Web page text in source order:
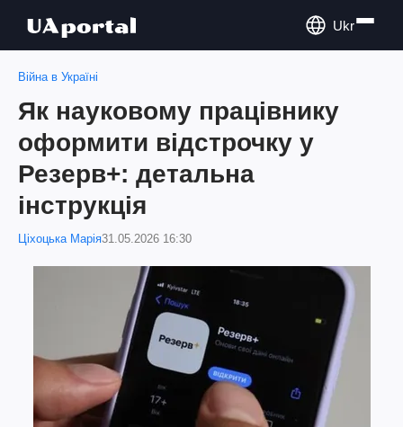
Ukr
Війна в Україні
Як науковому працівнику
оформити відстрочку у
Резерв+: детальна
інструкція
Ціхоцька Марія31.05.2026 16:30